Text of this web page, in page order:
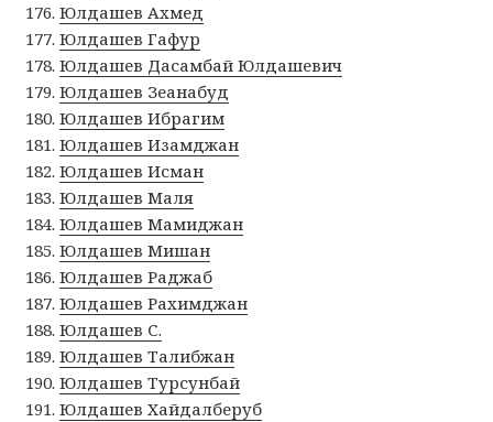
Юлдашев Ахмед
Юлдашев Гафур
Юлдашев Дасамбай Юлдашевич
Юлдашев Зеанабуд
Юлдашев Ибрагим
Юлдашев Изамджан
Юлдашев Исман
Юлдашев Маля
Юлдашев Мамиджан
Юлдашев Мишан
Юлдашев Раджаб
Юлдашев Рахимджан
Юлдашев С.
Юлдашев Талибжан
Юлдашев Турсунбай
Юлдашев Хайдалберуб